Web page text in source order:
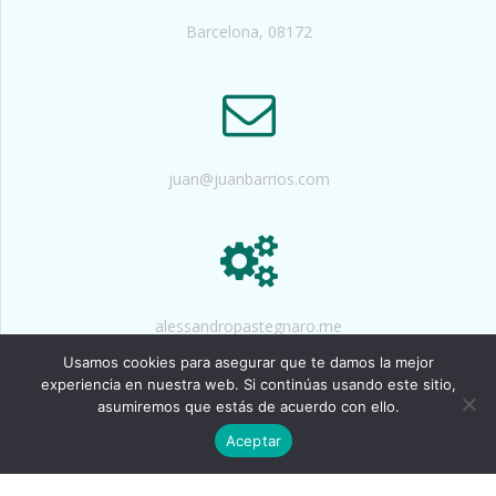
Barcelona, 08172
juan@juanbarrios.com
alessandropastegnaro.me
© 2026 Juan Barrios
Usamos cookies para asegurar que te damos la mejor
experiencia en nuestra web. Si continúas usando este sitio,
asumiremos que estás de acuerdo con ello.
Aceptar